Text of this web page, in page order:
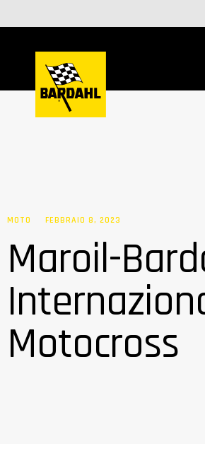
MOTO FEBBRAIO 8, 2023
Maroil-
Motocross